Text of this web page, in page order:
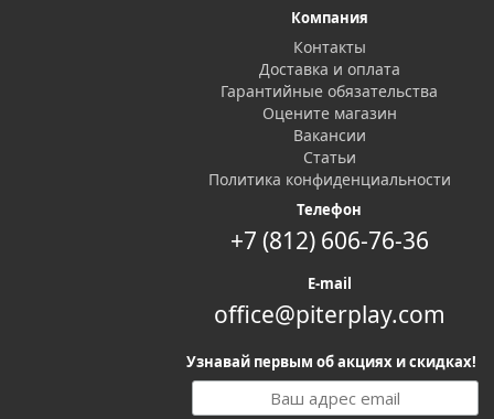
Компания
Контакты
Доставка и оплата
Гарантийные обязательства
Оцените магазин
Вакансии
Статьи
Политика конфиденциальности
Телефон
+7 (812) 606-76-36
E-mail
office@piterplay.com
Узнавай первым об акциях и скидках!